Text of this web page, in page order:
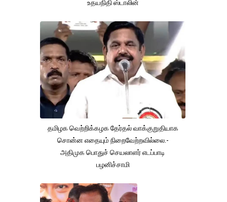
உதயநிதி ஸ்டாலின்
தமிழக வெற்றிக்கழக தேர்தல் வாக்குறுதியாக
சொன்ன எதையும் நிறைவேற்றவில்லை.-
அதிமுக பொதுச் செயலாளர் எடப்பாடி
பழனிச்சாமி